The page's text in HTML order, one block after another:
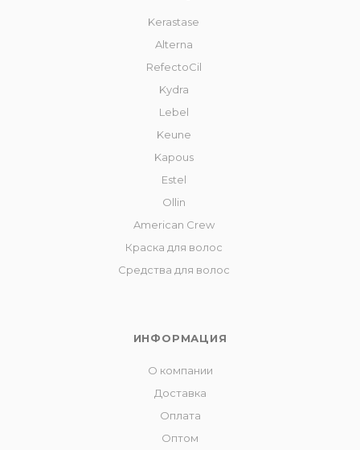
Kerastase
Alterna
RefectoCil
Kydra
Lebel
Keune
Kapous
Estel
Ollin
American Crew
Краска для волос
Средства для волос
ИНФОРМАЦИЯ
О компании
Доставка
Оплата
Оптом